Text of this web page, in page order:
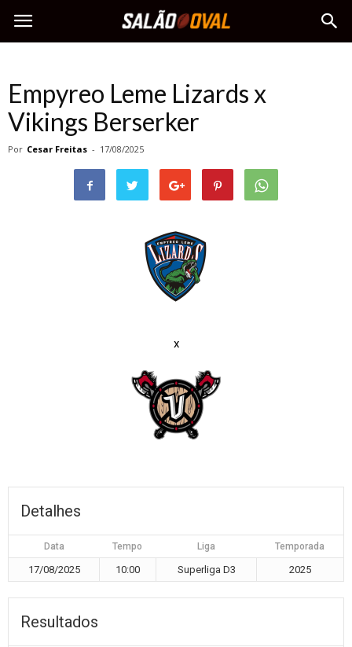
Empyreo Leme Lizards x
Vikings Berserker
Por Cesar Freitas - 17/08/2025
x
Detalhes
Data Tempo Liga Temporada
17/08/2025 10:00 Superliga D3 2025
Resultados